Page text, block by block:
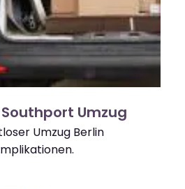
Umzug
Umzug Berlin